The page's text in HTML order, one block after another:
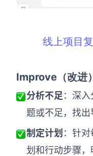
线上项目
Improve （改进）
分析不足：深
题或不足，找出
制定计划 ：针
划和行动步骤